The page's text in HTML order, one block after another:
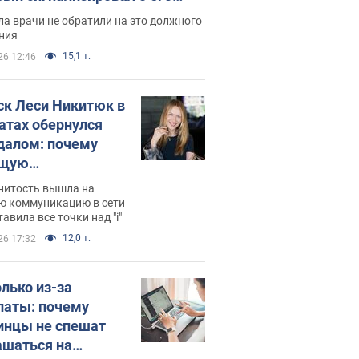
раке
врачи не обратили на это должного
12:46 15,1 т.
Леси Никитюк в
обернулся
почему
вышла на
коммуникацию в сети
все точки над "i"
17:32 12,0 т.
из-за
почему
не спешат
на